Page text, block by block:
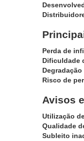
Perda de
Dificuldade
Degradação
Risco de
Avisos
Utilização
Qualidade
Subleito